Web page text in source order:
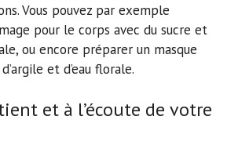
Vous pouvez par exemple
pour le corps avec du sucre et
ou encore préparer un masque
et d’eau florale.
et à l’écoute de votre